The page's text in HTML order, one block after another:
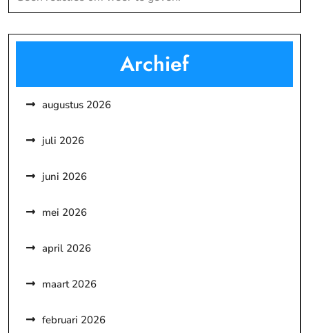
Archief
augustus 2026
juli 2026
juni 2026
mei 2026
april 2026
maart 2026
februari 2026